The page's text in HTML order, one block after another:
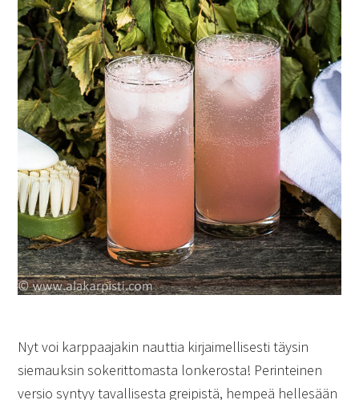
Nyt voi karppaajakin nauttia kirjaimellisesti täysin
siemauksin sokerittomasta lonkerosta! Perinteinen
versio syntyy tavallisesta greipistä, hempeä hellesään